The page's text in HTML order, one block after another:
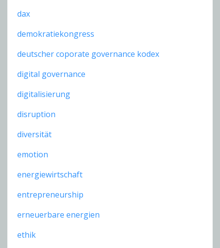
dax
demokratiekongress
deutscher coporate governance kodex
digital governance
digitalisierung
disruption
diversität
emotion
energiewirtschaft
entrepreneurship
erneuerbare energien
ethik